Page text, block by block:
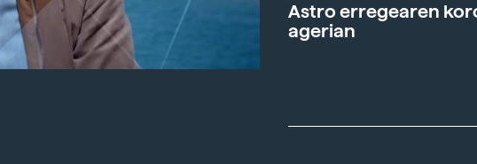
Astro erregearen
agerian